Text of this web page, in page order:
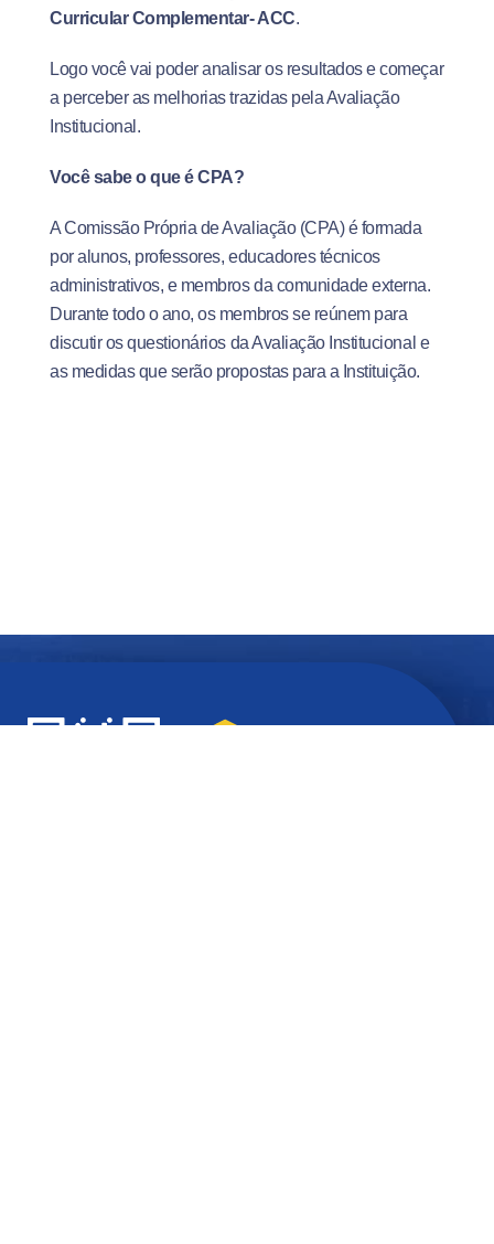
Curricular Complementar- ACC.
Logo você vai poder analisar os resultados e começar
a perceber as melhorias trazidas pela Avaliação
Institucional.
Você sabe o que é CPA?
A Comissão Própria de Avaliação (CPA) é formada
por alunos, professores, educadores técnicos
administrativos, e membros da comunidade externa.
Durante todo o ano, os membros se reúnem para
discutir os questionários da Avaliação Institucional e
as medidas que serão propostas para a Instituição.